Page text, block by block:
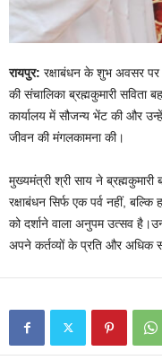
रायपुर: रक्षाबंधन के शुभ अवसर पर
की संचालिका ब्रह्मकुमारी सविता
कार्यालय में सौजन्य भेंट की और
जीवन की मंगलकामना की।
मुख्यमंत्री श्री साय ने
रक्षाबंधन सिर्फ एक पर्व नहीं,
को दर्शाने वाला अनुपम उत्सव
अपने कर्तव्यों के प्रति और अधिक